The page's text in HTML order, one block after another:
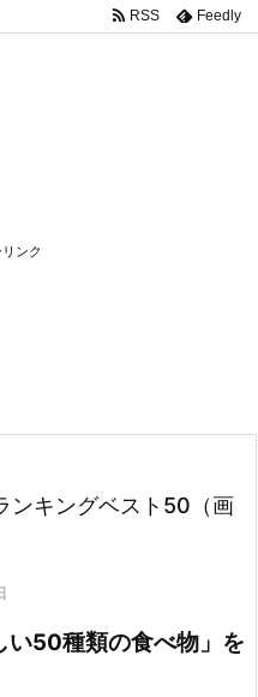
RSS Feedly
ンク
ンキングベスト50（画
い50種類の食べ物」を